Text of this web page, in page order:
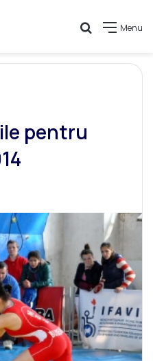
Menu
Caută
pentru